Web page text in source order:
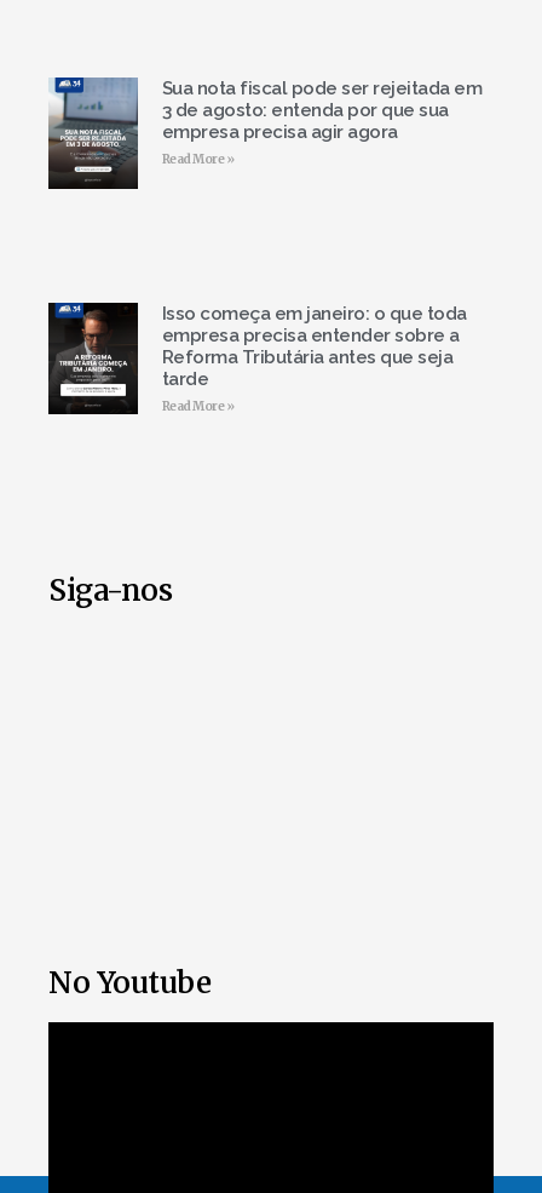
Sua nota fiscal pode ser rejeitada em
3 de agosto: entenda por que sua
empresa precisa agir agora
Read More »
Isso começa em janeiro: o que toda
empresa precisa entender sobre a
Reforma Tributária antes que seja
tarde
Read More »
Siga-nos
No Youtube